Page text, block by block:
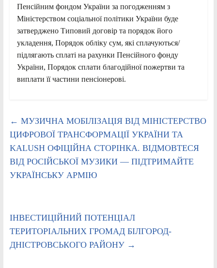
Пенсійним фондом України за погодженням з
Міністерством соціальної політики України буде
затверджено Типовий договір та порядок його
укладення, Порядок обліку сум, які сплачуються/
підлягають сплаті на рахунки Пенсійного фонду
України, Порядок сплати благодійної пожертви та
виплати її частини пенсіонерові.
← МУЗИЧНА МОБІЛІЗАЦІЯ ВІД МІНІСТЕРСТВО
ЦИФРОВОЇ ТРАНСФОРМАЦІЇ УКРАЇНИ ТА
KALUSH ОФІЦІЙНА СТОРІНКА. ВІДМОВТЕСЯ
ВІД РОСІЙСЬКОЇ МУЗИКИ — ПІДТРИМАЙТЕ
УКРАЇНСЬКУ АРМІЮ
ІНВЕСТИЦІЙНИЙ ПОТЕНЦІАЛ
ТЕРИТОРІАЛЬНИХ ГРОМАД БІЛГОРОД-
ДНІСТРОВСЬКОГО РАЙОНУ →